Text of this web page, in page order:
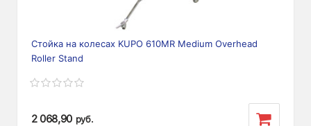
Стойка на колесах KUPO 610MR Medium Overhead
Roller Stand
2 068,90 руб.